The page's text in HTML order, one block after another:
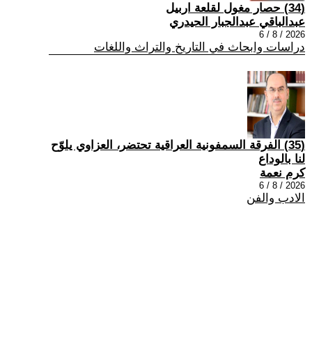
(34) حصار مغول لقلعة اربيل
عبدالباقي عبدالجبار الحيدري
2026 / 8 / 6
دراسات وابحاث في التاريخ والتراث واللغات
(35) الفرقة السمفونية العراقية تحتضر، العزاوي يلوّح
لنا بالوداع
كرم نعمة
2026 / 8 / 6
الادب والفن